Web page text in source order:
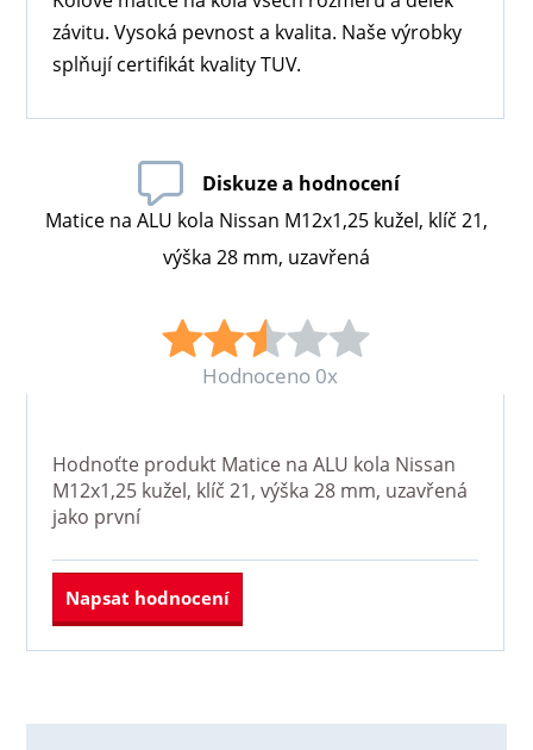
závitu. Vysoká pevnost a kvalita. Naše výrobky
splňují certifikát kvality TUV.
Diskuze a hodnocení
Matice na ALU kola Nissan M12x1,25 kužel, klíč 21,
výška 28 mm, uzavřená
Hodnoceno 0x
Hodnoťte produkt Matice na ALU kola Nissan
M12x1,25 kužel, klíč 21, výška 28 mm, uzavřená
jako první
Napsat hodnocení